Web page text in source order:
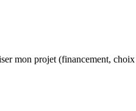
mon projet (financement,